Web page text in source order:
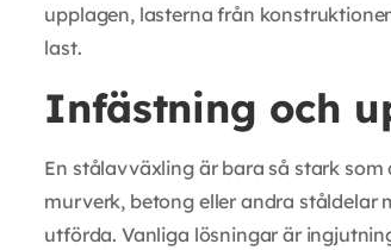
upplagen, lasterna från
last.
Infästning och
En stålavväxling är bara så stark
murverk, betong eller andra ståldelar
utförda. Vanliga lösningar är